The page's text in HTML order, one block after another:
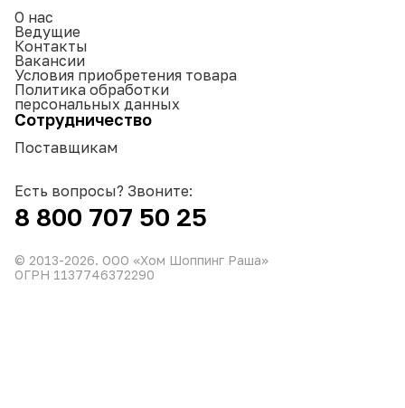
О нас
Ведущие
Контакты
Вакансии
Условия приобретения товара
Политика обработки
персональных данных
Сотрудничество
Поставщикам
Есть вопросы? Звоните:
8 800 707 50 25
© 2013-2026. ООО «Хом Шоппинг Раша»
ОГРН 1137746372290